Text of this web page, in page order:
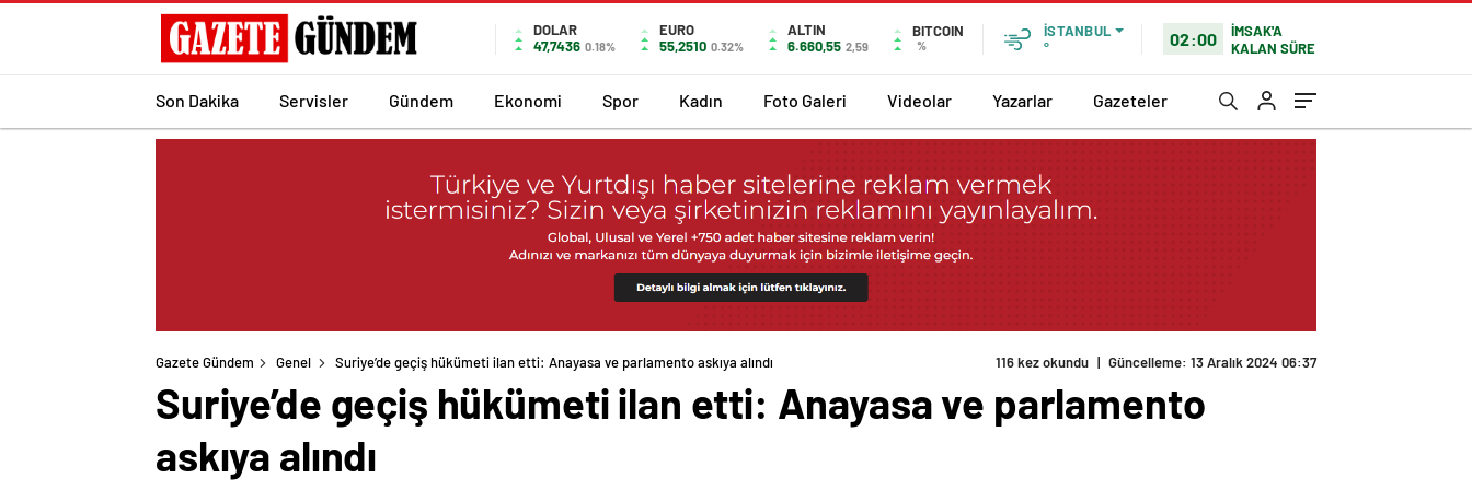
DOLAR
47,7436 0.18%
EURO
55,2510 0.32%
ALTIN
6.660,55 2,59
BITCOIN
%
İSTANBUL
°
02:00
İMSAK'A
KALAN SÜRE
Son Dakika Servisler Gündem Ekonomi Spor Kadın Foto Galeri Videolar Yazarlar Gazeteler
Gazete Gündem Genel Suriye’de geçiş hükümeti ilan etti: Anayasa ve parlamento askıya alındı 116 kez okundu | Güncelleme: 13 Aralık 2024 06:37
Suriye’de geçiş hükümeti ilan etti: Anayasa ve parlamento
askıya alındı